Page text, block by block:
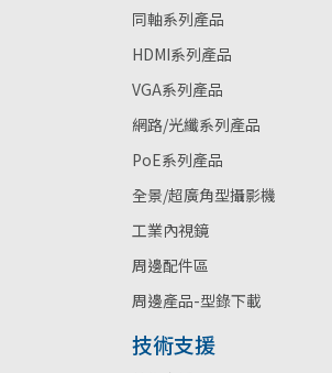
同軸系列產品
HDMI系列產品
VGA系列產品
網路/光纖系列產品
PoE系列產品
全景/超廣角型攝影機
工業內視鏡
周邊配件區
周邊產品-型錄下載
技術支援